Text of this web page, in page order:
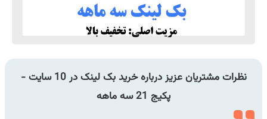
نظرات مشتریان عزیز درباره خرید بک لینک در 10 سایت -
پکیج 21 سه ماهه